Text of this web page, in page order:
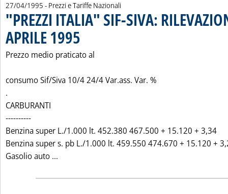
27/04/1995 - Prezzi e Tariffe Nazionali
"PREZZI ITALIA" SIF-SIVA:
APRILE 1995
Prezzo medio praticato al
consumo Sif/Siva 10/4 24/4 Var.ass. Var. %
.
CARBURANTI
----------
Benzina super L./1.000 lt. 452.380 467.500 + 15.120 + 3,34
Benzina super s. pb L./1.000 lt. 459.550 474.670 + 15.120 +
Gasolio auto ...